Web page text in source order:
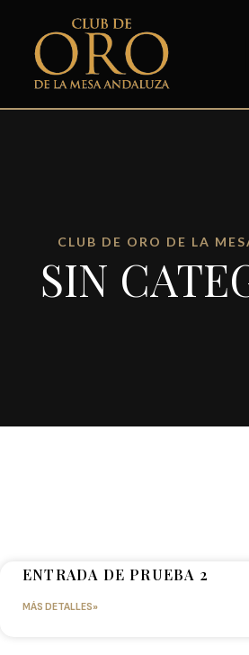
CLUB DE ORO DE LA
SIN
ENTRADA DE PRUEBA 2
MÁS DETALLES»